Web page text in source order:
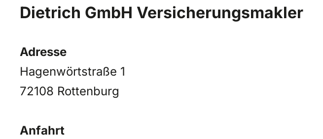
Dietrich GmbH Versicherungsmakler
Adresse
Hagenwörtstraße 1
72108 Rottenburg
Anfahrt